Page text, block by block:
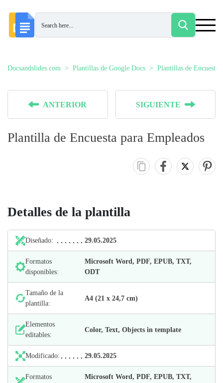
Docsandslides.com Plantillas de Google Docs Plantillas de Encuestas
ANTERIOR SIGUIENTE
Plantilla de Encuesta para Empleados
Detalles de la plantilla
Diseñado: 29.05.2025
Formatos
disponibles:
Microsoft Word, PDF, EPUB, TXT,
ODT
Tamaño de la
plantilla:
А4 (21 х 24,7 cm)
Elementos
editables:
Color, Text, Objects in template
Modificado: 29.05.2025
Formatos
Microsoft Word, PDF, EPUB, TXT,